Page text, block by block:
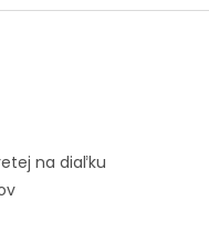
na diaľku